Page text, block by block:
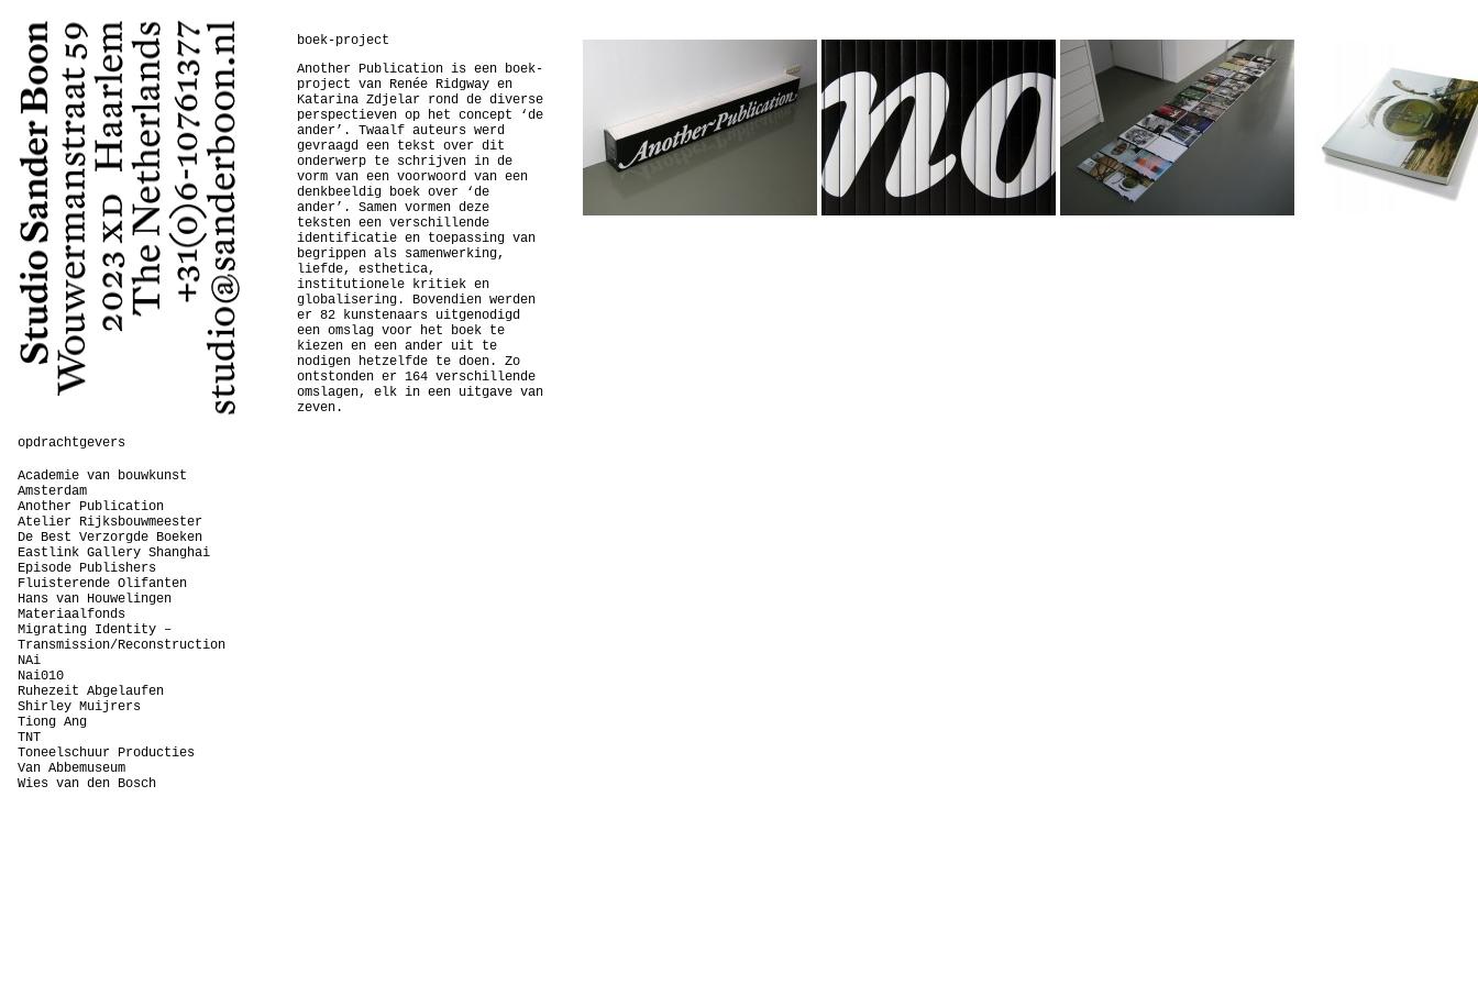
opdrachtgevers
Academie van bouwkunst
Amsterdam
Another Publication
Atelier Rijksbouwmeester
De Best Verzorgde Boeken
Eastlink Gallery Shanghai
Episode Publishers
Fluisterende Olifanten
Hans van Houwelingen
Materiaalfonds
Migrating Identity –
Transmission/Reconstruction
NAi
Nai010
Ruhezeit Abgelaufen
Shirley Muijrers
Tiong Ang
TNT
Toneelschuur Producties
Van Abbemuseum
Wies van den Bosch
boek-project
Another Publication is een boek-
project van Renée Ridgway en
Katarina Zdjelar rond de diverse
perspectieven op het concept ‘de
ander’. Twaalf auteurs werd
gevraagd een tekst over dit
onderwerp te schrijven in de
vorm van een voorwoord van een
denkbeeldig boek over ‘de
ander’. Samen vormen deze
teksten een verschillende
identificatie en toepassing van
begrippen als samenwerking,
liefde, esthetica,
institutionele kritiek en
globalisering. Bovendien werden
er 82 kunstenaars uitgenodigd
een omslag voor het boek te
kiezen en een ander uit te
nodigen hetzelfde te doen. Zo
ontstonden er 164 verschillende
omslagen, elk in een uitgave van
zeven.